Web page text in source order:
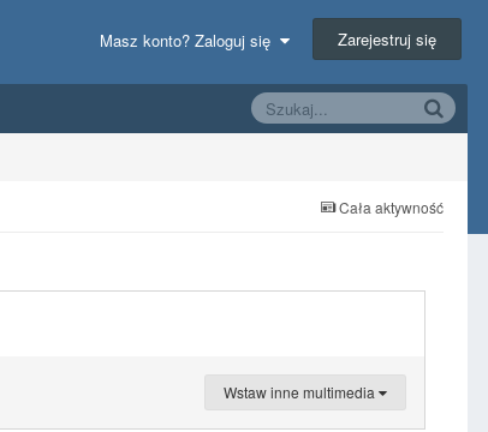
Masz konto? Zaloguj się Zarejestruj się
Cała aktywność
Wstaw inne multimedia